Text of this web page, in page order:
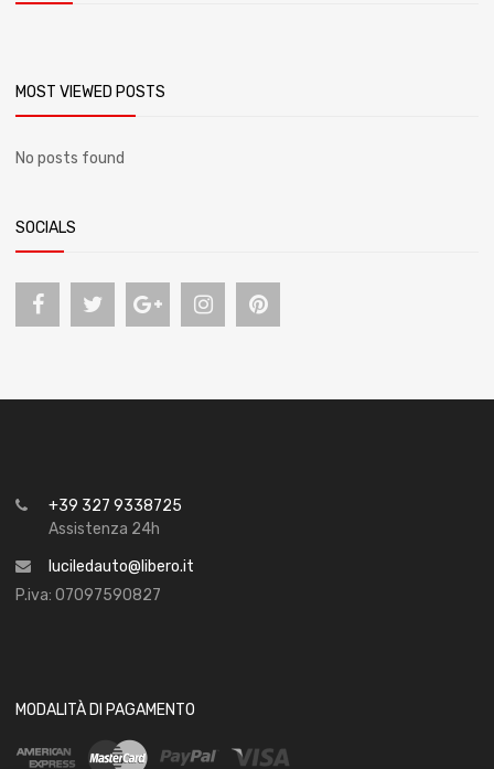
MOST VIEWED POSTS
No posts found
SOCIALS
+39 327 9338725
Assistenza 24h
luciledauto@libero.it
P.iva: 07097590827
MODALITÀ DI PAGAMENTO